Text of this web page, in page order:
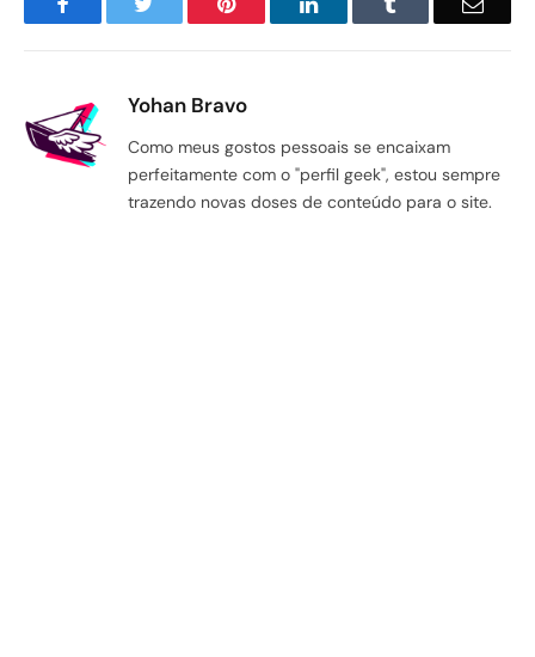
Yohan Bravo
Como meus gostos pessoais se encaixam
perfeitamente com o "perfil geek", estou sempre
trazendo novas doses de conteúdo para o site.